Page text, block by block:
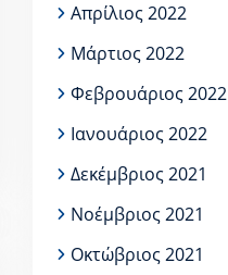
Απρίλιος 2022
Μάρτιος 2022
Φεβρουάριος 2022
Ιανουάριος 2022
Δεκέμβριος 2021
Νοέμβριος 2021
Οκτώβριος 2021